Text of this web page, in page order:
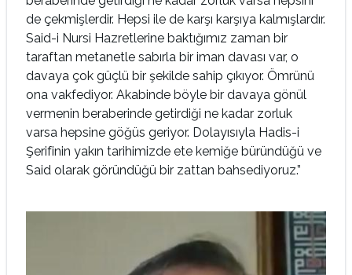
de çekmişlerdir. Hepsi ile de karşı karşıya kalmışlardır.
Said-i Nursi Hazretlerine baktığımız zaman bir
taraftan metanetle sabırla bir iman davası var, o
davaya çok güçlü bir şekilde sahip çıkıyor. Ömrünü
ona vakfediyor. Akabinde böyle bir davaya gönül
vermenin beraberinde getirdiği ne kadar zorluk
varsa hepsine göğüs geriyor. Dolayısıyla Hadis-i
Şerifinin yakın tarihimizde ete kemiğe büründüğü ve
Said olarak göründüğü bir zattan bahsediyoruz.”